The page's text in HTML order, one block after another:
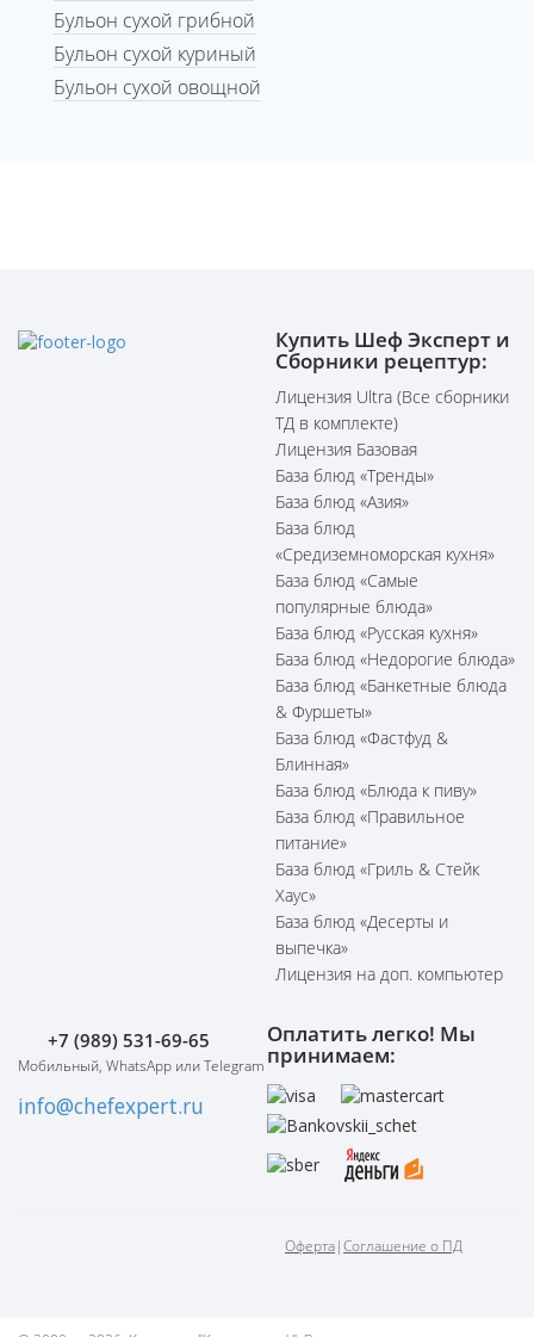
Бульон сухой грибной
Бульон сухой куриный
Бульон сухой овощной
Купить Шеф Эксперт и
Сборники рецептур:
Лицензия Ultra (Все сборники
ТД в комплекте)
Лицензия Базовая
База блюд «Тренды»
База блюд «Азия»
База блюд
«Средиземноморская кухня»
База блюд «Самые
популярные блюда»
База блюд «Русская кухня»
База блюд «Недорогие блюда»
База блюд «Банкетные блюда
& Фуршеты»
База блюд «Фастфуд &
Блинная»
База блюд «Блюда к пиву»
База блюд «Правильное
питание»
База блюд «Гриль & Стейк
Хаус»
База блюд «Десерты и
выпечка»
Лицензия на доп. компьютер
+7 (989) 531-69-65
Мобильный, WhatsApp или Telegram
info@chefexpert.ru
Оплатить легко! Мы
принимаем:
Оферта|Соглашение о ПД